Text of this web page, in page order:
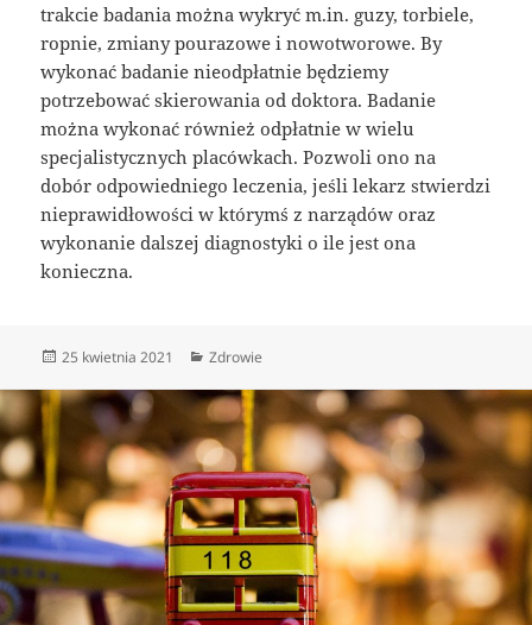
trakcie badania można wykryć m.in. guzy, torbiele,
ropnie, zmiany pourazowe i nowotworowe. By
wykonać badanie nieodpłatnie będziemy
potrzebować skierowania od doktora. Badanie
można wykonać również odpłatnie w wielu
specjalistycznych placówkach. Pozwoli ono na
dobór odpowiedniego leczenia, jeśli lekarz stwierdzi
nieprawidłowości w którymś z narządów oraz
wykonanie dalszej diagnostyki o ile jest ona
konieczna.
Data
25 kwietnia 2021 Kategorie
Zdrowie